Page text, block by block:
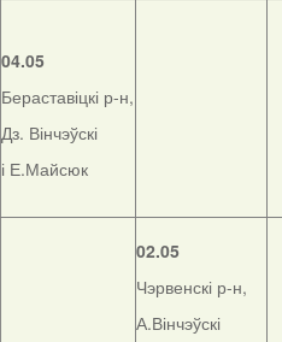
04.05
Бераставіцкі р-н,
Дз. Вінчэўскі
і Е.Майсюк
02.05
Чэрвенскі р-н,
А.Вінчэўскі